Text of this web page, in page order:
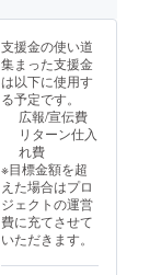
チーズ
ケーキ2
個〔各
焼成前
90
ｇ〕、
ベイク
ドチー
ズケー
キ1個
〔焼成
前90
ｇ〕、
クレー
ムアン
可能で
現金へ
の交換
はでき
ませ
ん。お
つりは
ん。 ・
指定の
ご住所
に発送
いたし
ます。
支援金の使い道
集まった支援金
は以下に使用す
る予定です。
広報/宣伝費
リターン仕入
れ費
※目標金額を超
えた場合はプロ
ジェクトの運営
費に充てさせて
いただきます。